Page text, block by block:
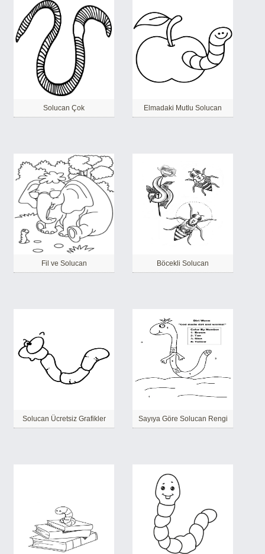
Solucan Çok Elmadaki Mutlu Solucan
Fil ve Solucan Böcekli Solucan
Solucan Ücretsiz Grafikler Sayıya Göre Solucan Rengi